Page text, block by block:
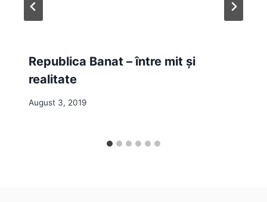
Republica Banat – între mit și
realitate
August 3, 2019